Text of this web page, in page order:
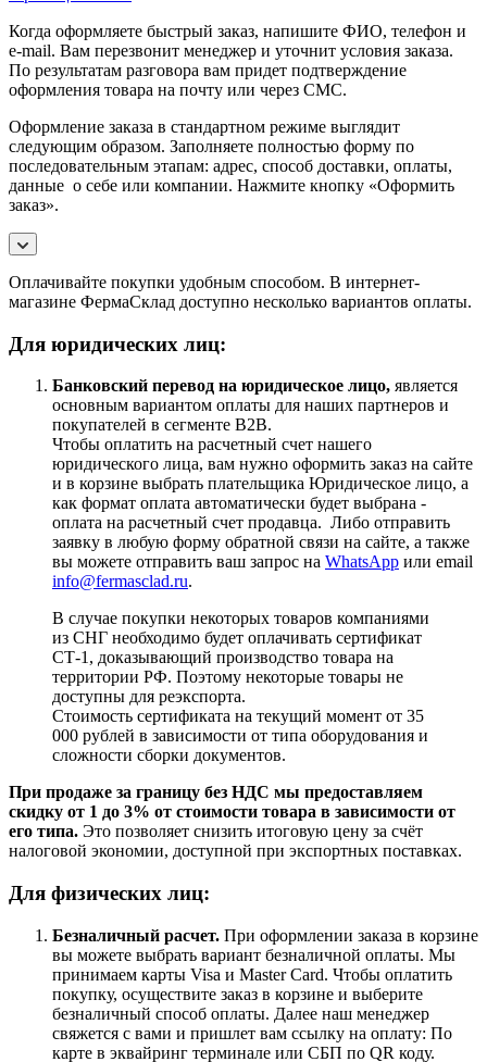
Когда оформляете быстрый заказ, напишите ФИО, телефон и
e-mail. Вам перезвонит менеджер и уточнит условия заказа.
По результатам разговора вам придет подтверждение
оформления товара на почту или через СМС.
Оформление заказа в стандартном режиме выглядит
следующим образом. Заполняете полностью форму по
последовательным этапам: адрес, способ доставки, оплаты,
данные о себе или компании. Нажмите кнопку «Оформить
заказ».
Оплачивайте покупки удобным способом. В интернет-
магазине ФермаСклад доступно несколько вариантов оплаты.
Для юридических лиц:
Банковский перевод на юридическое лицо, является
основным вариантом оплаты для наших партнеров и
покупателей в сегменте B2B.
Чтобы оплатить на расчетный счет нашего
юридического лица, вам нужно оформить заказ на сайте
и в корзине выбрать плательщика Юридическое лицо, а
как формат оплата автоматически будет выбрана -
оплата на расчетный счет продавца. Либо отправить
заявку в любую форму обратной связи на сайте, а также
вы можете отправить ваш запрос на WhatsApp или email
info@fermasclad.ru.
В случае покупки некоторых товаров компаниями
из СНГ необходимо будет оплачивать сертификат
СТ-1, доказывающий производство товара на
территории РФ. Поэтому некоторые товары не
доступны для реэкспорта.
Стоимость сертификата на текущий момент от 35
000 рублей в зависимости от типа оборудования и
сложности сборки документов.
При продаже за границу без НДС мы предоставляем
скидку от 1 до 3% от стоимости товара в зависимости от
его типа. Это позволяет снизить итоговую цену за счёт
налоговой экономии, доступной при экспортных поставках.
Для физических лиц:
Безналичный расчет. При оформлении заказа в корзине
вы можете выбрать вариант безналичной оплаты. Мы
принимаем карты Visa и Master Card. Чтобы оплатить
покупку, осуществите заказ в корзине и выберите
безналичный способ оплаты. Далее наш менеджер
свяжется с вами и пришлет вам ссылку на оплату: По
карте в эквайринг терминале или СБП по QR коду.